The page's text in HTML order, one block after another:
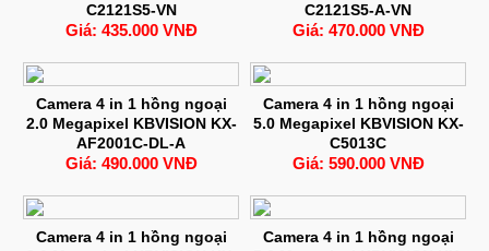
C2121S5-VN
Giá: 435.000 VNĐ
C2121S5-A-VN
Giá: 470.000 VNĐ
Camera 4 in 1 hồng ngoại
2.0 Megapixel KBVISION KX-
AF2001C-DL-A
Giá: 490.000 VNĐ
Camera 4 in 1 hồng ngoại
5.0 Megapixel KBVISION KX-
C5013C
Giá: 590.000 VNĐ
Camera 4 in 1 hồng ngoại
Camera 4 in 1 hồng ngoại